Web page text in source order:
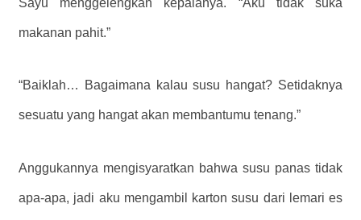
makanan pahit.”
“Baiklah… Bagaimana kalau susu hangat? Setidaknya
sesuatu yang hangat akan membantumu tenang.”
Anggukannya mengisyaratkan bahwa susu panas tidak
apa-apa, jadi aku mengambil karton susu dari lemari es